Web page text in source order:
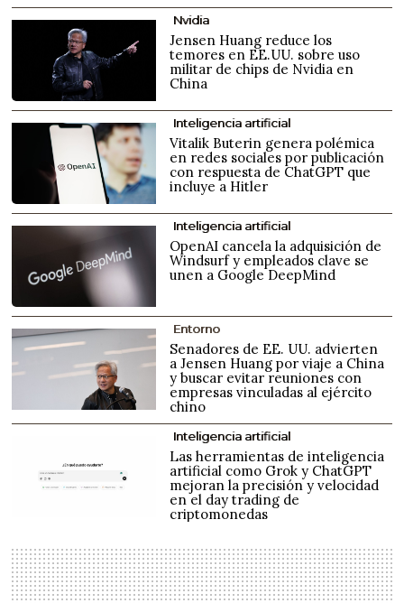
Nvidia
Jensen Huang reduce los
temores en EE.UU. sobre uso
militar de chips de Nvidia en
China
Inteligencia artificial
Vitalik Buterin genera polémica
en redes sociales por publicación
con respuesta de ChatGPT que
incluye a Hitler
Inteligencia artificial
OpenAI cancela la adquisición de
Windsurf y empleados clave se
unen a Google DeepMind
Entorno
Senadores de EE. UU. advierten
a Jensen Huang por viaje a China
y buscar evitar reuniones con
empresas vinculadas al ejército
chino
Inteligencia artificial
Las herramientas de inteligencia
artificial como Grok y ChatGPT
mejoran la precisión y velocidad
en el day trading de
criptomonedas